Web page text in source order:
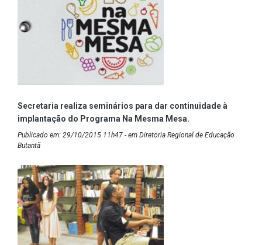
Secretaria realiza seminários para dar continuidade à
implantação do Programa Na Mesma Mesa.
Publicado em: 29/10/2015 11h47 - em Diretoria Regional de Educação
Butantã